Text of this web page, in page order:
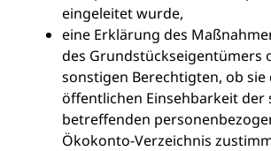
eingeleitet wurde,
eine Erklärung des
des Grundstückseigentümers
sonstigen Berechtigten, ob sie
öffentlichen Einsehbarkeit der
betreffenden
Ökokonto-Verzeichnis